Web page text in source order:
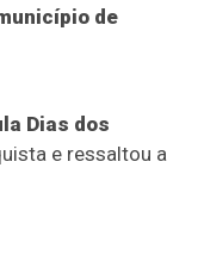
de
Dias dos
e ressaltou a